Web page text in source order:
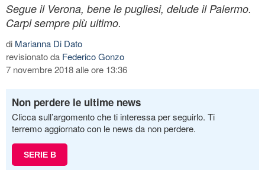
Segue il Verona, bene le pugliesi, delude il Palermo.
Carpi sempre più ultimo.
di Marianna Di Dato
revisionato da Federico Gonzo
7 novembre 2018 alle ore 13:36
Non perdere le ultime news
Clicca sull’argomento che ti interessa per seguirlo. Ti
terremo aggiornato con le news da non perdere.
SERIE B